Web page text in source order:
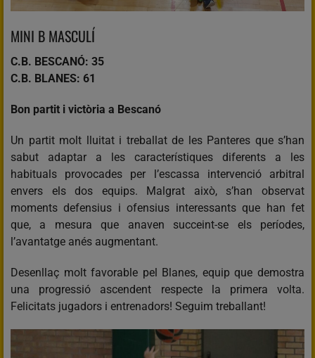
MINI B MASCULÍ
C.B. BESCANÓ: 35
C.B. BLANES: 61
Bon partit i victòria a Bescanó
Un partit molt lluitat i treballat de les Panteres que s’han
sabut adaptar a les característiques diferents a les
habituals provocades per l’escassa intervenció arbitral
envers els dos equips. Malgrat això, s’han observat
moments defensius i ofensius interessants que han fet
que, a mesura que anaven succeint-se els períodes,
l’avantatge anés augmentant.
Desenllaç molt favorable pel Blanes, equip que demostra
una progressió ascendent respecte la primera volta.
Felicitats jugadors i entrenadors! Seguim treballant!